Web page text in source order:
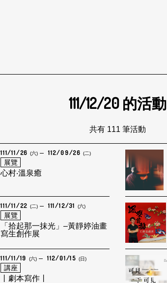
111/12/20 的活動
共有 111 筆活動
111/11/26 (六) 112/09/26 (二)
展覽
心村‧溫泉癒
111/11/22 (二) 111/12/31 (六)
展覽
「拾起那一抹光」–黃靜婷油畫
寫生創作展
111/11/19 (六) 112/01/15 (日)
講座
丨劇本寫作丨